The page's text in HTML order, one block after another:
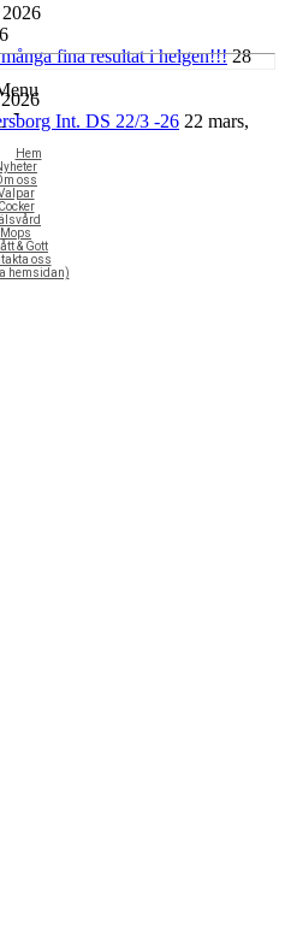
-
Hem
oss
Cocker
Mops
& Gott
oss
hemsidan)
fina resultat i helgen!!! 28
Int. DS 22/3 -26 22 mars,